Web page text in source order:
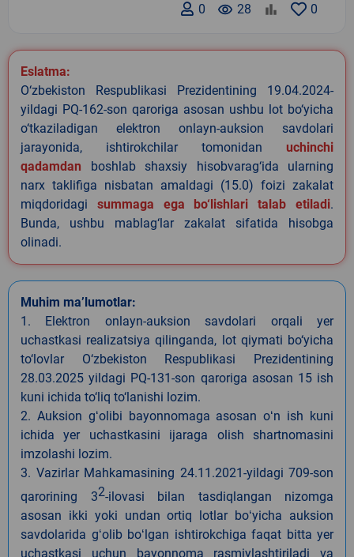
0
remove_red_eye 28
0
Eslatma:
O‘zbekiston Respublikasi Prezidentining 19.04.2024-
yildagi PQ-162-son qaroriga asosan ushbu lot bo‘yicha
o‘tkaziladigan elektron onlayn-auksion savdolari
jarayonida, ishtirokchilar tomonidan uchinchi
qadamdan boshlab shaxsiy hisobvarag‘ida ularning
narx taklifiga nisbatan amaldagi (15.0) foizi zakalat
miqdoridagi summaga ega bo‘lishlari talab etiladi.
Bunda, ushbu mablag‘lar zakalat sifatida hisobga
olinadi.
Muhim ma’lumotlar:
1. Elektron onlayn-auksion savdolari orqali yer
uchastkasi realizatsiya qilinganda, lot qiymati bo‘yicha
to‘lovlar O‘zbekiston Respublikasi Prezidentining
28.03.2025 yildagi PQ-131-son qaroriga asosan 15 ish
kuni ichida to‘liq to‘lanishi lozim.
2. Auksion gʻolibi bayonnomaga asosan oʻn ish kuni
ichida yer uchastkasini ijaraga olish shartnomasini
imzolashi lozim.
3. Vazirlar Mahkamasining 24.11.2021-yildagi 709-son
qarorining 32-ilovasi bilan tasdiqlangan nizomga
asosan ikki yoki undan ortiq lotlar boʻyicha auksion
savdolarida gʻolib boʻlgan ishtirokchiga faqat bitta yer
uchastkasi uchun bayonnoma rasmiylashtiriladi va